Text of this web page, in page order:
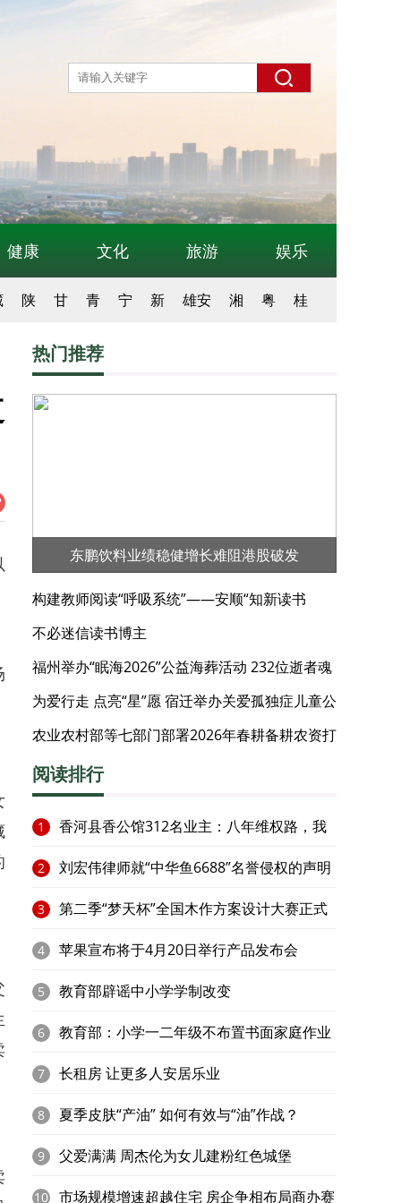
健康 文化 旅游 娱乐
陕 甘 青 宁 新 雄安 湘 粤 桂
热门推荐
东鹏饮料业绩稳健增长难阻港股破发
构建教师阅读“呼吸系统”——安顺“知新读书
会”的阅读实践
不必迷信读书博主
福州举办“眠海2026”公益海葬活动 232位逝者魂
归碧海
为爱行走 点亮“星”愿 宿迁举办关爱孤独症儿童公
益徒步活动
农业农村部等七部门部署2026年春耕备耕农资打
假工作
阅读排行
1 香河县香公馆312名业主：八年维权路，我
家在何处？​
2 刘宏伟律师就“中华鱼6688”名誉侵权的声明
3 第二季“梦天杯”全国木作方案设计大赛正式
启动
4 苹果宣布将于4月20日举行产品发布会
5 教育部辟谣中小学学制改变
6 教育部：小学一二年级不布置书面家庭作业
7 长租房 让更多人安居乐业
8 夏季皮肤“产油” 如何有效与“油”作战？
9 父爱满满 周杰伦为女儿建粉红色城堡
10 市场规模增速超越住宅 房企争相布局商办赛